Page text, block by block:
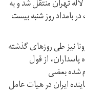
تهران منتقل شد و به
بامداد روز شنبه بیست
نیز طی روزهای گذشته
پاسداران، از قول
شده بعضی
ایران در هیات عامل